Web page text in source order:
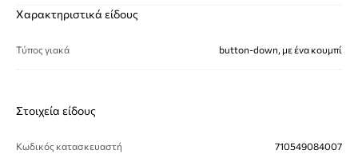
Χαρακτηριστικά είδους
Τύπος γιακά button-down, με ένα κουμπί
Στοιχεία είδους
Κωδικός κατασκευαστή 710549084007